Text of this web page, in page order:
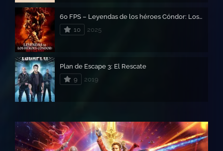
60 FPS – Leyendas de los héroes Cóndor: Los valientes
10
2025
Plan de Escape 3: El Rescate
9
2019